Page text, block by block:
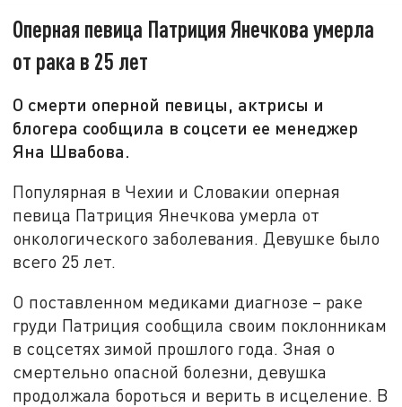
Оперная певица Патриция Янечкова умерла
от рака в 25 лет
О смерти оперной певицы, актрисы и
блогера сообщила в соцсети ее менеджер
Яна Швабова.
Популярная в Чехии и Словакии оперная
певица Патриция Янечкова умерла от
онкологического заболевания. Девушке было
всего 25 лет.
О поставленном медиками диагнозе – раке
груди Патриция сообщила своим поклонникам
в соцсетях зимой прошлого года. Зная о
смертельно опасной болезни, девушка
продолжала бороться и верить в исцеление. В